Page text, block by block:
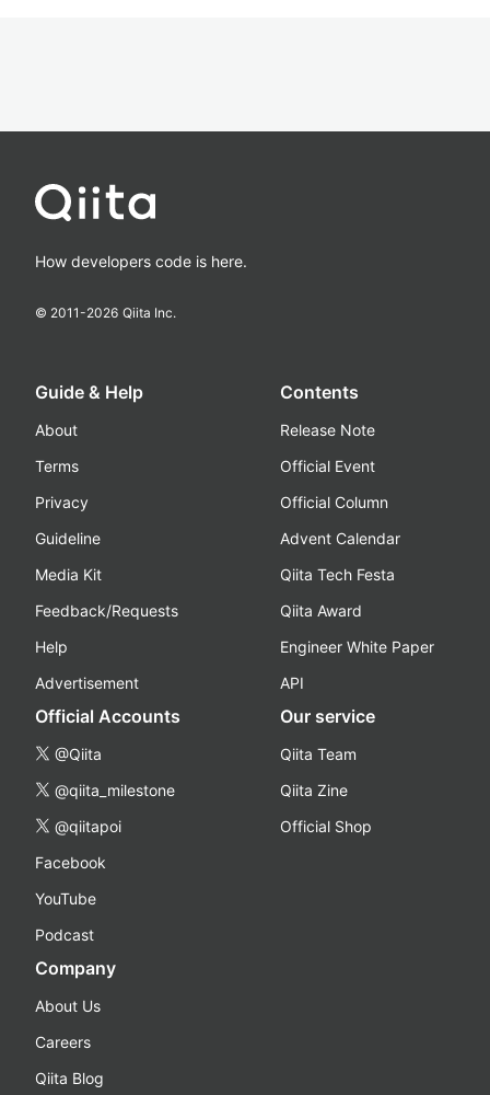
How developers code is here.
© 2011-2026 Qiita Inc.
Guide & Help
About
Terms
Privacy
Guideline
Media Kit
Feedback/Requests
Help
Advertisement
Contents
Release Note
Official Event
Official Column
Advent Calendar
Qiita Tech Festa
Qiita Award
Engineer White Paper
API
Official Accounts
@Qiita
@qiita_milestone
@qiitapoi
Facebook
YouTube
Podcast
Our service
Qiita Team
Qiita Zine
Official Shop
Company
About Us
Careers
Qiita Blog